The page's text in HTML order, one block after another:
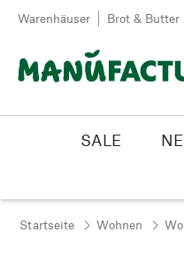
Zum Inhalt springen
Warenhäuser Brot & Butter
SALE
Startseite Wohnen